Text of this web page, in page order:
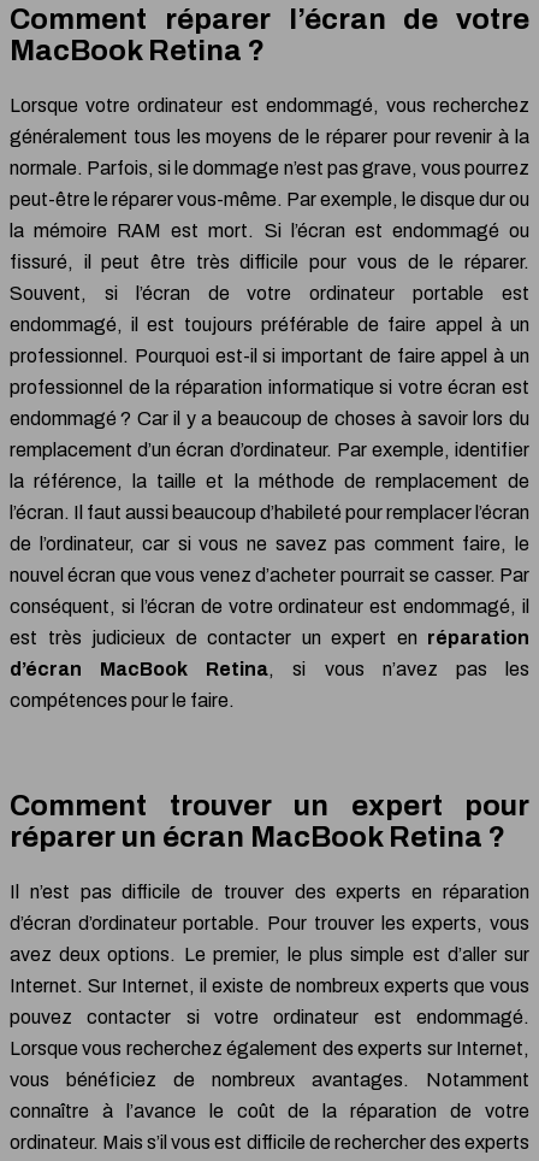
Comment réparer l’écran de votre
MacBook Retina ?
Lorsque votre ordinateur est endommagé, vous recherchez
généralement tous les moyens de le réparer pour revenir à la
normale. Parfois, si le dommage n’est pas grave, vous pourrez
peut-être le réparer vous-même. Par exemple, le disque dur ou
la mémoire RAM est mort. Si l’écran est endommagé ou
fissuré, il peut être très difficile pour vous de le réparer.
Souvent, si l’écran de votre ordinateur portable est
endommagé, il est toujours préférable de faire appel à un
professionnel. Pourquoi est-il si important de faire appel à un
professionnel de la réparation informatique si votre écran est
endommagé ? Car il y a beaucoup de choses à savoir lors du
remplacement d’un écran d’ordinateur. Par exemple, identifier
la référence, la taille et la méthode de remplacement de
l’écran. Il faut aussi beaucoup d’habileté pour remplacer l’écran
de l’ordinateur, car si vous ne savez pas comment faire, le
nouvel écran que vous venez d’acheter pourrait se casser. Par
conséquent, si l’écran de votre ordinateur est endommagé, il
est très judicieux de contacter un expert en réparation
d’écran MacBook Retina, si vous n’avez pas les
compétences pour le faire.
Comment trouver un expert pour
réparer un écran MacBook Retina ?
Il n’est pas difficile de trouver des experts en réparation
d’écran d’ordinateur portable. Pour trouver les experts, vous
avez deux options. Le premier, le plus simple est d’aller sur
Internet. Sur Internet, il existe de nombreux experts que vous
pouvez contacter si votre ordinateur est endommagé.
Lorsque vous recherchez également des experts sur Internet,
vous bénéficiez de nombreux avantages. Notamment
connaître à l’avance le coût de la réparation de votre
ordinateur. Mais s’il vous est difficile de rechercher des experts